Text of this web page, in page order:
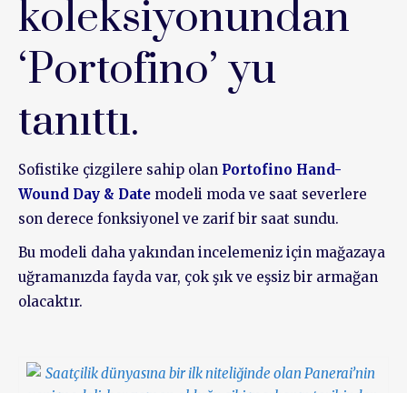
koleksiyonundan
‘Portofino’ yu
tanıttı.
Sofistike çizgilere sahip olan Portofino Hand-
Wound Day & Date modeli moda ve saat severlere
son derece fonksiyonel ve zarif bir saat sundu.
Bu modeli daha yakından incelemeniz için mağazaya
uğramanızda fayda var, çok şık ve eşsiz bir armağan
olacaktır.